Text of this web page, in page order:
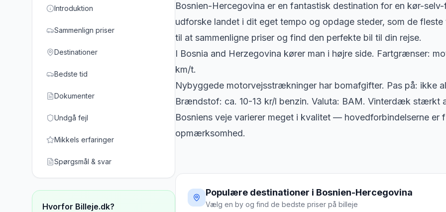
Introduktion
Sammenlign priser
Destinationer
Bedste tid
Dokumenter
Undgå fejl
Mikkels erfaringer
Spørgsmål & svar
Hvorfor Billeje.dk?
Bosnien-Hercegovina er en fantastisk destination for en kør-
udforske landet i dit eget tempo og opdage steder, som de
til at sammenligne priser og find den perfekte bil til din rejse.
I Bosnia and Herzegovina kører man i højre side. Fartgrænser:
km/t.
Nybyggede motorvejsstrækninger har bomafgifter. Pas på: ikke
Brændstof: ca. 10-13 kr/l benzin. Valuta: BAM. Vinterdæk stærkt
Bosniens veje varierer meget i kvalitet — hovedforbindelserne er
opmærksomhed.
Populære destinationer i Bosnien-Hercegovina
Vælg en by og find de bedste priser på billeje